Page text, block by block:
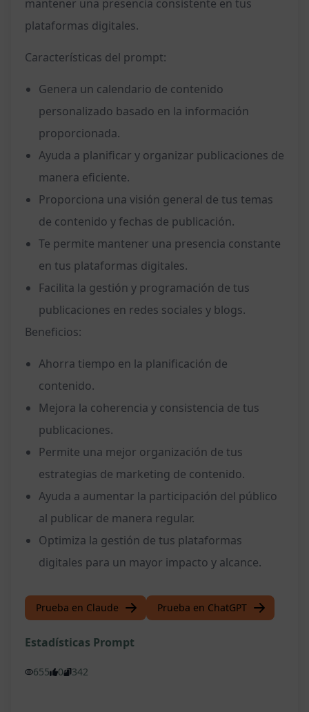
mantener una presencia consistente en tus
plataformas digitales.
Características del prompt:
Genera un calendario de contenido
personalizado basado en la información
proporcionada.
Ayuda a planificar y organizar publicaciones de
manera eficiente.
Proporciona una visión general de tus temas
de contenido y fechas de publicación.
Te permite mantener una presencia constante
en tus plataformas digitales.
Facilita la gestión y programación de tus
publicaciones en redes sociales y blogs.
Beneficios:
Ahorra tiempo en la planificación de
contenido.
Mejora la coherencia y consistencia de tus
publicaciones.
Permite una mejor organización de tus
estrategias de marketing de contenido.
Ayuda a aumentar la participación del público
al publicar de manera regular.
Optimiza la gestión de tus plataformas
digitales para un mayor impacto y alcance.
Prueba en Claude Prueba en ChatGPT
Estadísticas Prompt
655 0 342